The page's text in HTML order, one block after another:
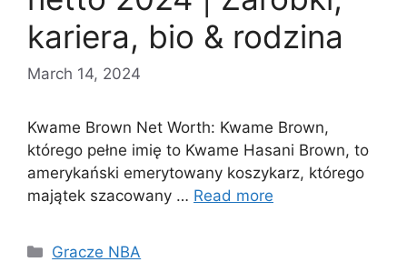
kariera, bio & rodzina
March 14, 2024
Kwame Brown Net Worth: Kwame Brown,
którego pełne imię to Kwame Hasani Brown, to
amerykański emerytowany koszykarz, którego
majątek szacowany … Read more
Categories
Gracze NBA